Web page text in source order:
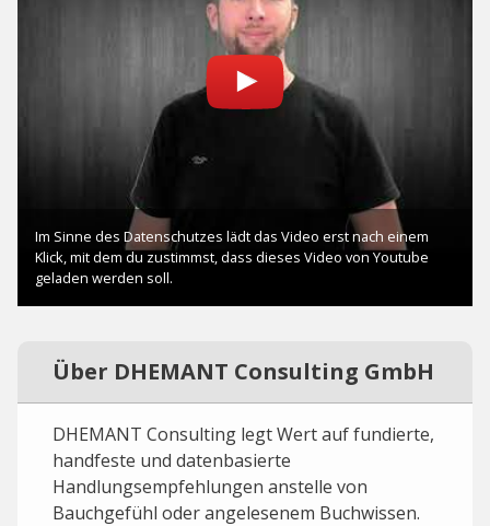
Über DHEMANT Consulting GmbH
DHEMANT Consulting legt Wert auf fundierte,
handfeste und datenbasierte
Handlungsempfehlungen anstelle von
Bauchgefühl oder angelesenem Buchwissen.